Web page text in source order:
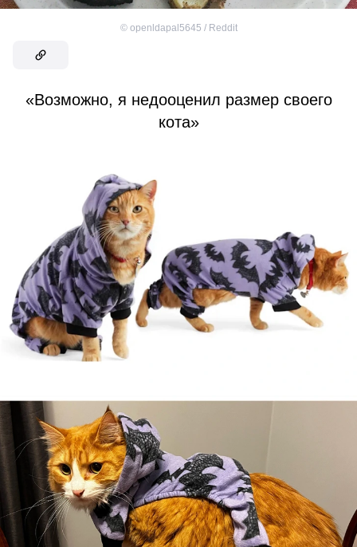
© openldapal5645 / Reddit
«Возможно, я недооценил размер своего
кота»